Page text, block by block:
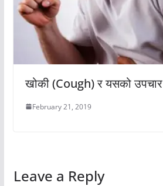
खोकी (Cough) र यसको उपचार
February 21, 2019
Leave a Reply